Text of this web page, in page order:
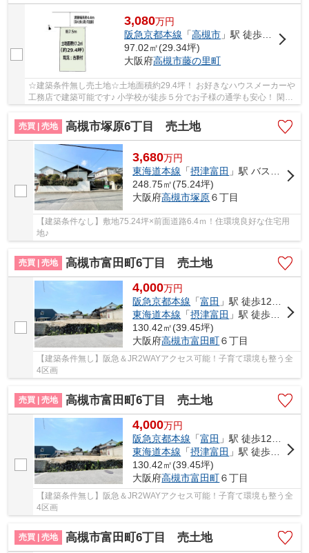
3,080万円
阪急京都本線 「高槻市 」駅 徒歩19分
97.02㎡(29.34坪)
大阪府高槻市藤の里町
☆建築条件無し売土地☆土地面積約29.4坪！ お好きなハウスメーカーや
工務店で建築可能です♪ 小学校が徒歩５分でお子様の通学も安心！ 閑静
売買 | 売地
高槻市塚原6丁目 売土地
3,680万円
東海道本線 「摂津富田 」駅 バス12分 「日赤病院南」 停歩8分車12分 3.7km
248.75㎡(75.24坪)
大阪府高槻市塚原６丁目
【建築条件なし】敷地75.24坪×前面道路6.4ｍ！住環境良好な住宅用
地♪
売買 | 売地 高槻市富田町6丁目 売土地
4,000万円
阪急京都本線 「富田 」駅 徒歩12分車3分 1.1km
東海道本線 「摂津富田 」駅 徒歩14分
130.42㎡(39.45坪)
大阪府高槻市富田町６丁目
【建築条件無し】阪急＆JR2WAYアクセス可能！子育て環境も整う全
4区画
売買 | 売地 高槻市富田町6丁目 売土地
4,000万円
阪急京都本線 「富田 」駅 徒歩12分車3分 1.1km
東海道本線 「摂津富田 」駅 徒歩14分
130.42㎡(39.45坪)
大阪府高槻市富田町６丁目
【建築条件無し】阪急＆JR2WAYアクセス可能！子育て環境も整う全
4区画
売買 | 売地 高槻市富田町6丁目 売土地